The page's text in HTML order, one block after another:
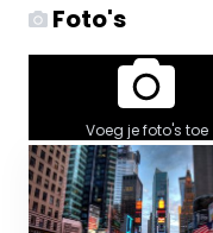
Foto's
Voeg je foto's toe